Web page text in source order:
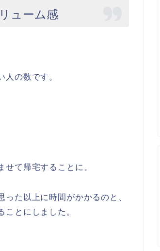
ューム感
の数です。
て帰宅することに。
た以上に時間がかかるのと、
とにしました。